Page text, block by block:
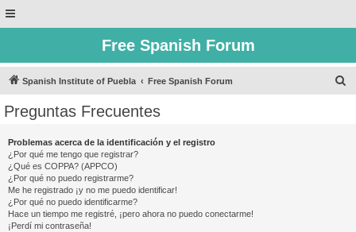
Free Spanish Forum
Spanish Institute of Puebla Free Spanish Forum
Preguntas Frecuentes
Problemas acerca de la identificación y el registro
¿Por qué me tengo que registrar?
¿Qué es COPPA? (APPCO)
¿Por qué no puedo registrarme?
Me he registrado ¡y no me puedo identificar!
¿Por qué no puedo identificarme?
Hace un tiempo me registré, ¡pero ahora no puedo conectarme!
¡Perdí mi contraseña!